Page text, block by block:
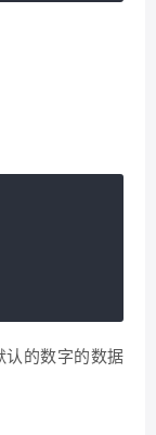
认的数字的数据